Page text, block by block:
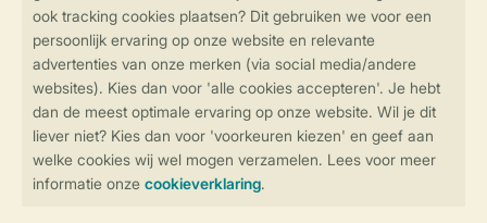
Controle over jouw gegevens &
Veilig en snel online boeken
Veilige gegevensoverdracht
Veilige betaling